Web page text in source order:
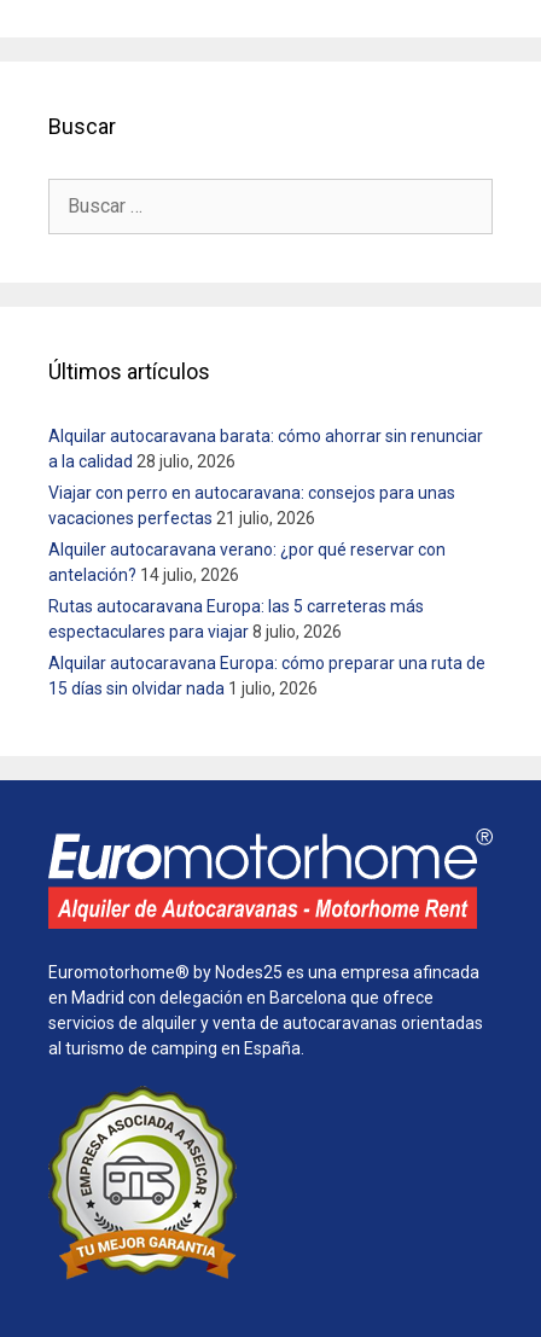
Buscar
Últimos artículos
Alquilar autocaravana barata: cómo ahorrar sin renunciar
a la calidad 28 julio, 2026
Viajar con perro en autocaravana: consejos para unas
vacaciones perfectas 21 julio, 2026
Alquiler autocaravana verano: ¿por qué reservar con
antelación? 14 julio, 2026
Rutas autocaravana Europa: las 5 carreteras más
espectaculares para viajar8 julio, 2026
Alquilar autocaravana Europa: cómo preparar una ruta de
15 días sin olvidar nada 1 julio, 2026
Euromotorhome® by Nodes25 es una empresa afincada
en Madrid con delegación en Barcelona que ofrece
servicios de alquiler y venta de autocaravanas orientadas
al turismo de camping en España.